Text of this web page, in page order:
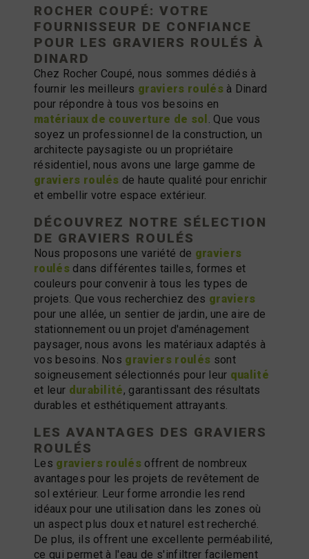
ROCHER COUPÉ: VOTRE
FOURNISSEUR DE CONFIANCE
POUR LES GRAVIERS ROULÉS À
DINARD
Chez Rocher Coupé, nous sommes dédiés à
fournir les meilleurs graviers roulésà Dinard
pour répondre à tous vos besoins en
matériaux de couverture de sol
. Que vous
soyez un professionnel de la construction, un
architecte paysagiste ou un propriétaire
résidentiel, nous avons une large gamme de
graviers roulés de haute qualité pour enrichir
et embellir votre espace extérieur.
DÉCOUVREZ NOTRE SÉLECTION
DE GRAVIERS ROULÉS
Nous proposons une variété de graviers
roulésdans différentes tailles, formes et
couleurs pour convenir à tous les types de
projets. Que vous recherchiez des graviers
pour une allée, un sentier de jardin, une aire de
stationnement ou un projet d'aménagement
paysager, nous avons les matériaux adaptés à
vos besoins. Nos graviers roulés sont
soigneusement sélectionnés pour leur qualité
et leur durabilité, garantissant des résultats
durables et esthétiquement attrayants.
LES AVANTAGES DES GRAVIERS
ROULÉS
Les graviers roulés offrent de nombreux
avantages pour les projets de revêtement de
sol extérieur. Leur forme arrondie les rend
idéaux pour une utilisation dans les zones où
un aspect plus doux et naturel est recherché.
De plus, ils offrent une excellente perméabilité,
ce qui permet à l'eau de s'infiltrer facilement